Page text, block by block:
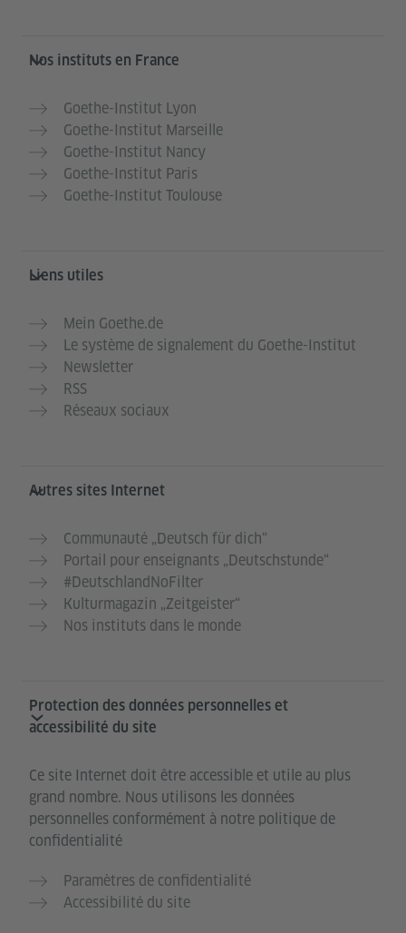
Service- und Informationsbereich
Nos instituts en France
Goethe-Institut Lyon
Goethe-Institut Marseille
Goethe-Institut Nancy
Goethe-Institut Paris
Goethe-Institut Toulouse
Liens utiles
Mein Goethe.de
Le système de signalement du Goethe-Institut
Newsletter
RSS
Réseaux sociaux
Autres sites Internet
Communauté „Deutsch für dich“
Portail pour enseignants „Deutschstunde“
#DeutschlandNoFilter
Kulturmagazin „Zeitgeister“
Nos instituts dans le monde
Protection des données personnelles et
accessibilité du site
Ce site Internet doit être accessible et utile au plus
grand nombre. Nous utilisons les données
personnelles conformément à notre politique de
confidentialité
Paramètres de confidentialité
Accessibilité du site